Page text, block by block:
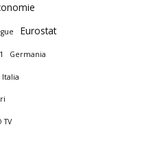
Eurostat
Germania
Italia
TV